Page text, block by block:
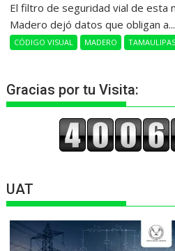
​El filtro de seguridad vial de esta
Madero dejó datos que obligan a...
CÓDIGO VISUAL MADERO TAMAULIPAS
Gracias por tu Visita:
UAT